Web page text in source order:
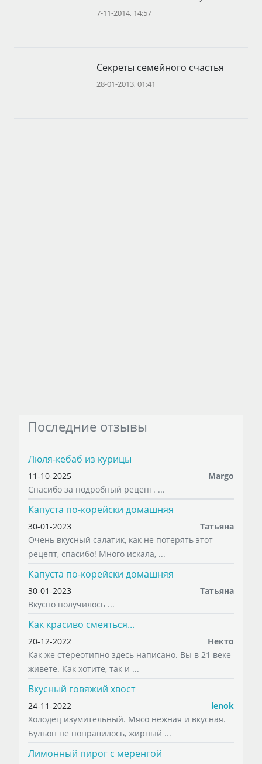
7-11-2014, 14:57
Секреты семейного счастья
28-01-2013, 01:41
Последние отзывы
Люля-кебаб из курицы
11-10-2025
Margo
Спасибо за подробный рецепт. ...
Капуста по-корейски домашняя
30-01-2023
Татьяна
Очень вкусный салатик, как не потерять этот
рецепт, спасибо! Много искала, ...
Капуста по-корейски домашняя
30-01-2023
Татьяна
Вкусно получилось ...
Как красиво смеяться...
20-12-2022
Некто
Как же стереотипно здесь написано. Вы в 21 веке
живете. Как хотите, так и ...
Вкусный говяжий хвост
24-11-2022
lenok
Холодец изумительный. Мясо нежная и вкусная.
Бульон не понравилось, жирный ...
Лимонный пирог с меренгой